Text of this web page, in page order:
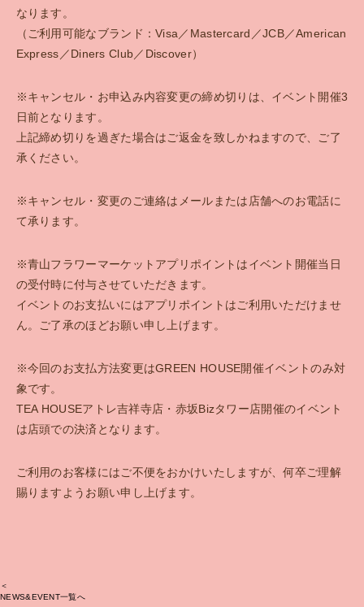
なります。
（ご利用可能なブランド：Visa／Mastercard／JCB／American
Express／Diners Club／Discover）
※キャンセル・お申込み内容変更の締め切りは、イベント開催3
日前となります。
上記締め切りを過ぎた場合はご返金を致しかねますので、ご了
承ください。
※キャンセル・変更のご連絡はメールまたは店舗へのお電話に
て承ります。
※青山フラワーマーケットアプリポイントはイベント開催当日
の受付時に付与させていただきます。
イベントのお支払いにはアプリポイントはご利用いただけませ
ん。ご了承のほどお願い申し上げます。
※今回のお支払方法変更はGREEN HOUSE開催イベントのみ対
象です。
TEA HOUSEアトレ吉祥寺店・赤坂Bizタワー店開催のイベント
は店頭での決済となります。
ご利用のお客様にはご不便をおかけいたしますが、何卒ご理解
賜りますようお願い申し上げます。
＜
NEWS&EVENT一覧へ